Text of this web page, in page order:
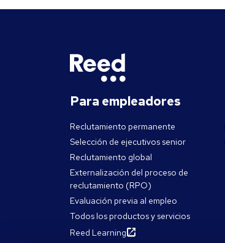
Para empleadores
Reclutamiento permanente
Selección de ejecutivos senior
Reclutamiento global
Externalización del proceso de
reclutamiento (RPO)
Evaluación previa al empleo
Todos los productos y servicios
Reed Learning